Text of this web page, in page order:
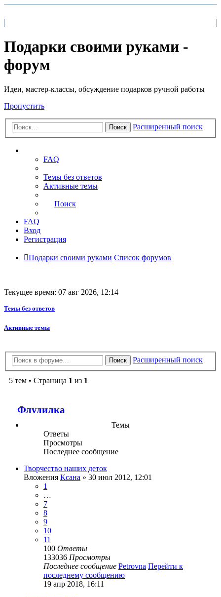
Подарки своими руками -
форум
Идеи, мастер-классы, обсуждение подарков ручной работы
Пропустить
Поиск Расширенный поиск
FAQ
Темы без ответов
Активные темы
Поиск
FAQ
Вход
Регистрация
Подарки своими руками Список форумов
Текущее время: 07 авг 2026, 12:14
Темы без ответов
Активные темы
Поиск Расширенный поиск
5 тем • Страница 1 из 1
Флудилка
Темы
Ответы
Просмотры
Последнее сообщение
Творчество наших деток
Вложения Ксана » 30 июл 2012, 12:01
1
…
7
8
9
10
11
100 Ответы
133036 Просмотры
Последнее сообщение Petrovna Перейти к
последнему сообщению
19 апр 2018, 16:11